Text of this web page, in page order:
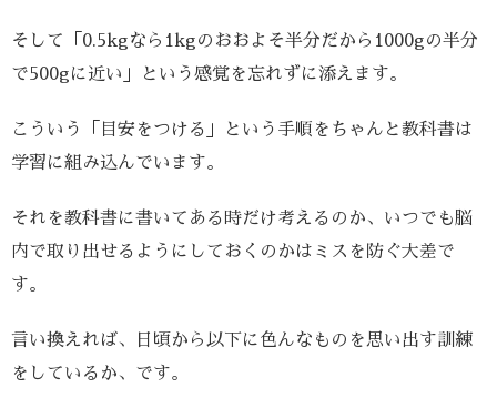
そして「0.5kgなら1kgのおおよそ半分だから1000gの半分
で500gに近い」という感覚を忘れずに添えます。
こういう「目安をつける」という手順をちゃんと教科書は
学習に組み込んでいます。
それを教科書に書いてある時だけ考えるのか、いつでも脳
内で取り出せるようにしておくのかはミスを防ぐ大差で
す。
言い換えれば、日頃から以下に色んなものを思い出す訓練
をしているか、です。